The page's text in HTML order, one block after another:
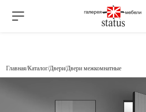
Главная Каталог Двери Двери межкомнатные